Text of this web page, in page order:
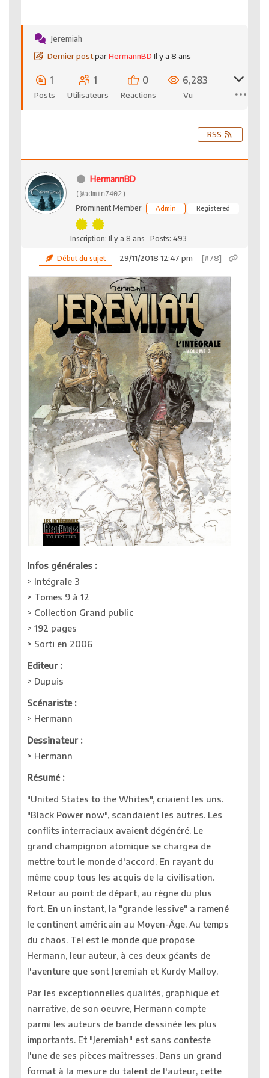
Jeremiah
Dernier postparHermannBD Il y a 8 ans
1
Posts
1
Utilisateurs
0
Reactions
6,283
Vu
RSS
HermannBD
(@admin7402)
Prominent Member Admin Registered
Inscription: Il y a 8 ans Posts: 493
Début du sujet 29/11/2018 12:47 pm [#78]
Infos générales :
> Intégrale 3
> Tomes 9 à 12
> Collection Grand public
> 192 pages
> Sorti en 2006
Editeur :
> Dupuis
Scénariste :
> Hermann
Dessinateur :
> Hermann
Résumé :
"United States to the Whites", criaient les uns.
"Black Power now", scandaient les autres. Les
conflits interraciaux avaient dégénéré. Le
grand champignon atomique se chargea de
mettre tout le monde d'accord. En rayant du
même coup tous les acquis de la civilisation.
Retour au point de départ, au règne du plus
fort. En un instant, la "grande lessive" a ramené
le continent américain au Moyen-Âge. Au temps
du chaos. Tel est le monde que propose
Hermann, leur auteur, à ces deux géants de
l'aventure que sont Jeremiah et Kurdy Malloy.
Par les exceptionnelles qualités, graphique et
narrative, de son oeuvre, Hermann compte
parmi les auteurs de bande dessinée les plus
importants. Et "Jeremiah" est sans conteste
l'une de ses pièces maîtresses. Dans un grand
format à la mesure du talent de l'auteur, cette